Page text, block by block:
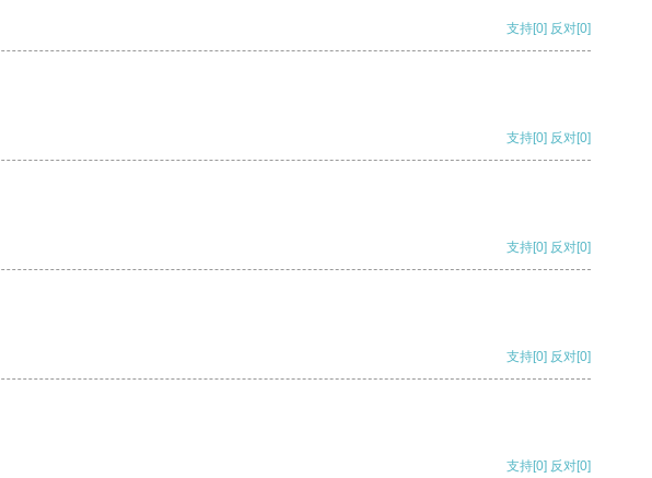
支持[0] 反对[0]
支持[0] 反对[0]
支持[0] 反对[0]
支持[0] 反对[0]
支持[0] 反对[0]